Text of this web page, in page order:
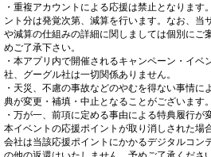
・重複アカウントによる応援は禁止となります
ント分は発覚次第、減算を行います。なお、当
や減算の仕組みの詳細に関しましては個別にご
めご了承下さい。
・本アプリ内で開催されるキャンペーン・イベ
社、グーグル社は一切関係ありません。
・天災、不慮の事故などのやむを得ない事情
典が変更・補填・中止となることがございます
・万が一、前項に定める事由による特典履行
本イベントの応援ポイントが取り消しされた場
会社は当該応援ポイントにかかるデジタルコン